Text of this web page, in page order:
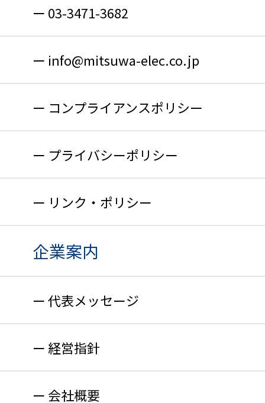
03-3471-3682
info@mitsuwa-elec.co.jp
コンプライアンスポリシー
プライバシーポリシー
リンク・ポリシー
企業案内
代表メッセージ
経営指針
会社概要